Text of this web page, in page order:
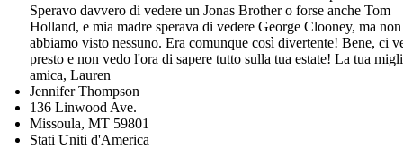
Speravo davvero di vedere un Jonas Brother o forse anche Tom
Holland, e mia madre sperava di vedere George Clooney, ma non
abbiamo visto nessuno. Era comunque così divertente! Bene, ci
presto e non vedo l'ora di sapere tutto sulla tua estate! La tua
amica, Lauren
Jennifer Thompson
136 Linwood Ave.
Missoula, MT 59801
Stati Uniti d'America